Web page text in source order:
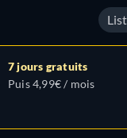
7 jours gratuits
Puis 4,99€ / mois